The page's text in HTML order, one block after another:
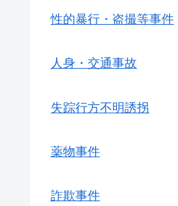
性的暴行・盗撮等事件
人身・交通事故
失踪行方不明誘拐
薬物事件
詐欺事件